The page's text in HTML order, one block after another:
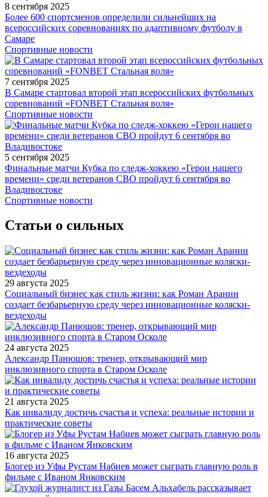
8 сентября 2025
Более 600 спортсменов определили сильнейших на
всероссийских соревнованиях по адаптивному футболу в
Самаре
Спортивные новости
7 сентября 2025
В Самаре стартовал второй этап всероссийских футбольных
соревнований «FONBET Стальная воля»
Спортивные новости
5 сентября 2025
Финальные матчи Кубка по следж-хоккею «Герои нашего
времени» среди ветеранов СВО пройдут 6 сентября во
Владивостоке
Спортивные новости
Статьи о сильных
29 августа 2025
Социальный бизнес как стиль жизни: как Роман Аранин
создает безбарьерную среду через инновационные коляски-
вездеходы
24 августа 2025
Александр Панюшов: тренер, открывающий мир
инклюзивного спорта в Старом Осколе
21 августа 2025
Как инвалиду достичь счастья и успеха: реальные истории и
практические советы
16 августа 2025
Блогер из Уфы Рустам Набиев может сыграть главную роль в
фильме с Иваном Янковским